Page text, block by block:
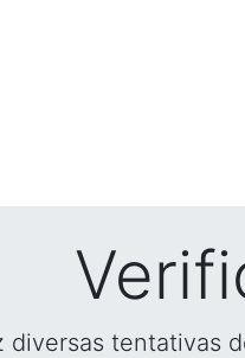
diversas tentativas